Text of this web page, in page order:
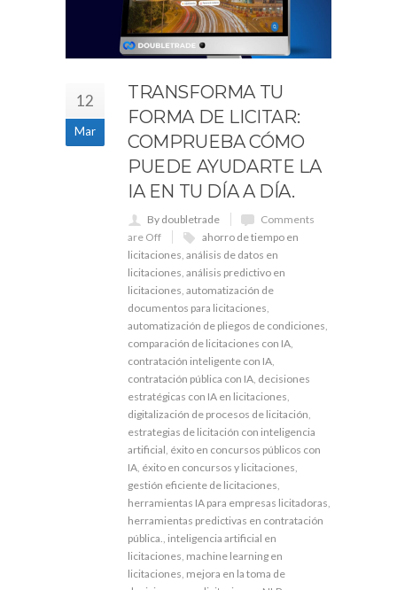
12
Mar
TRANSFORMA TU
FORMA DE LICITAR:
COMPRUEBA CÓMO
PUEDE AYUDARTE LA
IA EN TU DÍA A DÍA.
By doubletrade
Comments
are Off
ahorro de tiempo en
licitaciones, análisis de datos en
licitaciones, análisis predictivo en
licitaciones, automatización de
documentos para licitaciones,
automatización de pliegos de condiciones,
comparación de licitaciones con IA,
contratación inteligente con IA,
contratación pública con IA, decisiones
estratégicas con IA en licitaciones,
digitalización de procesos de licitación,
estrategias de licitación con inteligencia
artificial, éxito en concursos públicos con
IA, éxito en concursos y licitaciones,
gestión eficiente de licitaciones,
herramientas IA para empresas licitadoras,
herramientas predictivas en contratación
pública., inteligencia artificial en
licitaciones, machine learning en
licitaciones, mejora en la toma de